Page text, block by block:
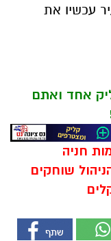
עכשיו את
אחד ואתם
חניה
שוחקים